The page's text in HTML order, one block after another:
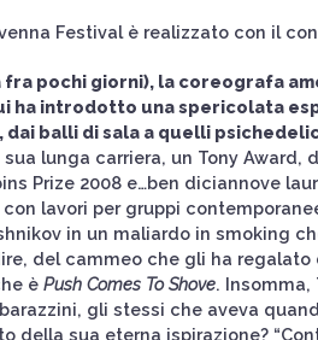
Festival è realizzato con il
fra pochi giorni), la coreografa
ha introdotto una spericolata
balli di sala a quelli
lunga carriera, un Tony Award,
Prize 2008 e…ben diciannove
lavori per gruppi
in un maliardo in smoking
del cammeo che gli ha
è Push Comes To Shove. Insomma,
gli stessi che aveva
della sua eterna ispirazione?